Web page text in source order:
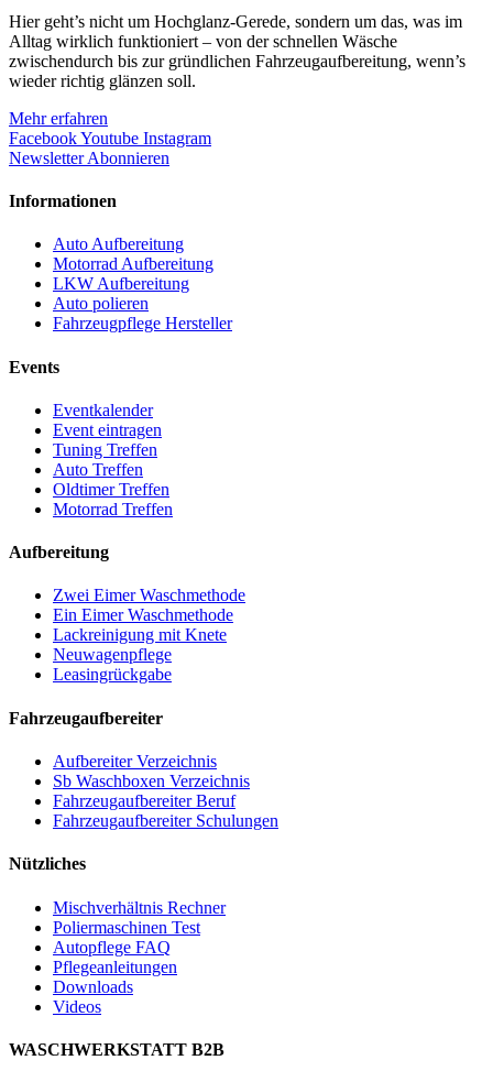
Hier geht’s nicht um Hochglanz-Gerede, sondern um das, was im
Alltag wirklich funktioniert – von der schnellen Wäsche
zwischendurch bis zur gründlichen Fahrzeugaufbereitung, wenn’s
wieder richtig glänzen soll.
Mehr erfahren
FacebookYoutube Instagram
Newsletter Abonnieren
Informationen
Auto Aufbereitung
Motorrad Aufbereitung
LKW Aufbereitung
Auto polieren
Fahrzeugpflege Hersteller
Events
Eventkalender
Event eintragen
Tuning Treffen
Auto Treffen
Oldtimer Treffen
Motorrad Treffen
Aufbereitung
Zwei Eimer Waschmethode
Ein Eimer Waschmethode
Lackreinigung mit Knete
Neuwagenpflege
Leasingrückgabe
Fahrzeugaufbereiter
Aufbereiter Verzeichnis
Sb Waschboxen Verzeichnis
Fahrzeugaufbereiter Beruf
Fahrzeugaufbereiter Schulungen
Nützliches
Mischverhältnis Rechner
Poliermaschinen Test
Autopflege FAQ
Pflegeanleitungen
Downloads
Videos
WASCHWERKSTATT B2B